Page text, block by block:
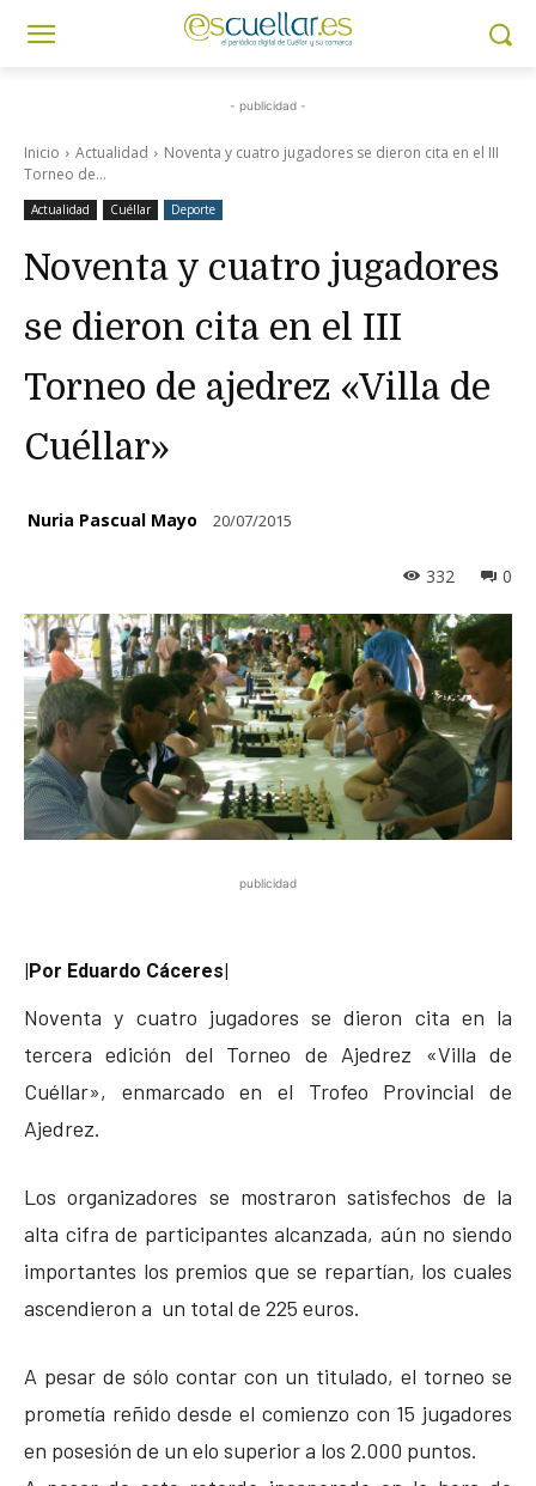
- publicidad -
Inicio Actualidad
Noventa y cuatro jugadores se dieron cita en el III
Torneo de...
Actualidad Cuéllar Deporte
Noventa y cuatro jugadores
se dieron cita en el III
Torneo de ajedrez «Villa de
Cuéllar»
Nuria Pascual Mayo 20/07/2015
0
332
publicidad
|Por Eduardo Cáceres|
Noventa y cuatro jugadores se dieron cita en la
tercera edición del Torneo de Ajedrez «Villa de
Cuéllar», enmarcado en el Trofeo Provincial de
Ajedrez.
Los organizadores se mostraron satisfechos de la
alta cifra de participantes alcanzada, aún no siendo
importantes los premios que se repartían, los cuales
ascendieron a un total de 225 euros.
A pesar de sólo contar con un titulado, el torneo se
prometía reñido desde el comienzo con 15 jugadores
en posesión de un elo superior a los 2.000 puntos.